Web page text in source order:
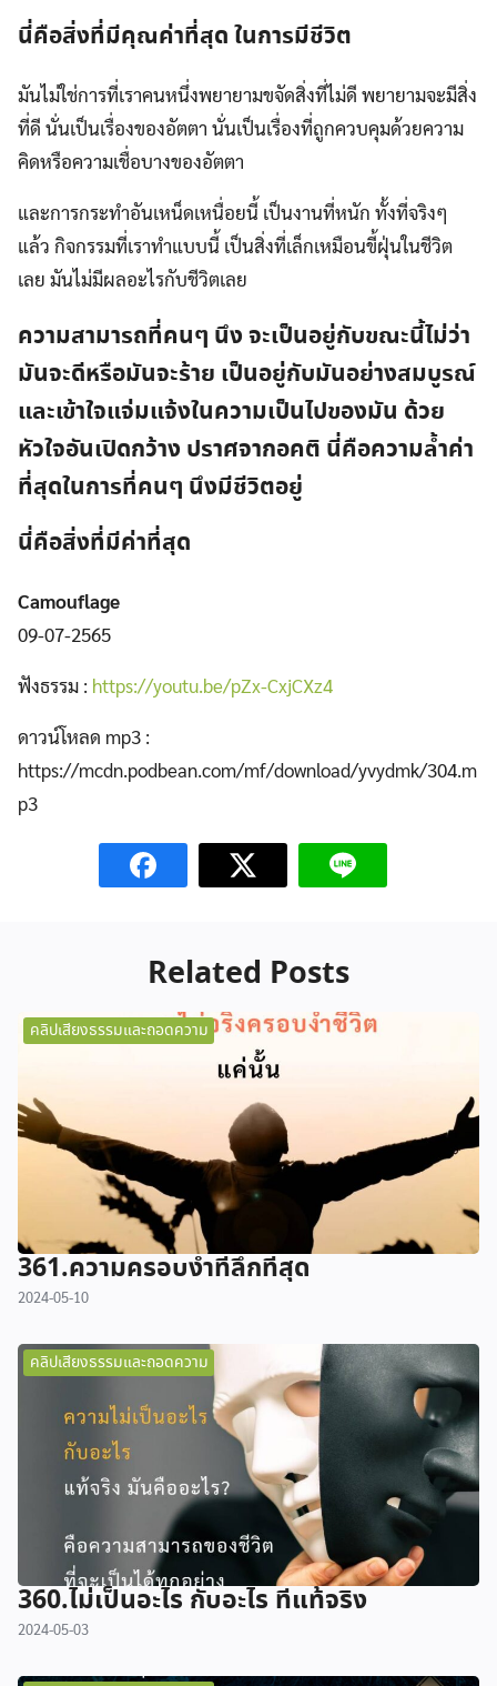
นี่คือสิ่งที่มีคุณค่าที่สุด ในการมีชีวิต
มันไม่ใช่การที่เราคนหนึ่งพยายามขจัดสิ่งที่ไม่ดี พยายามจะมีสิ่ง
ที่ดี นั่นเป็นเรื่องของอัตตา นั่นเป็นเรื่องที่ถูกควบคุมด้วยความ
คิดหรือความเชื่อบางของอัตตา
และการกระทำอันเหน็ดเหนื่อยนี้ เป็นงานที่หนัก ทั้งที่จริงๆ
แล้ว กิจกรรมที่เราทำแบบนี้ เป็นสิ่งที่เล็กเหมือนขี้ฝุ่นในชีวิต
เลย มันไม่มีผลอะไรกับชีวิตเลย
ความสามารถที่คนๆ นึง จะเป็นอยู่กับขณะนี้ไม่ว่า
มันจะดีหรือมันจะร้าย เป็นอยู่กับมันอย่างสมบูรณ์
และเข้าใจแจ่มแจ้งในความเป็นไปของมัน ด้วย
หัวใจอันเปิดกว้าง ปราศจากอคติ นี่คือความล้ำค่า
ที่สุดในการที่คนๆ นึงมีชีวิตอยู่
นี่คือสิ่งที่มีค่าที่สุด
Camouflage
09-07-2565
ฟังธรรม : https://youtu.be/pZx-CxjCXz4
ดาวน์โหลด mp3 :
https://mcdn.podbean.com/mf/download/yvydmk/304.m
p3
Related Posts
คลิปเสียงธรรมและถอดความ
361.ความครอบงำที่ลึกที่สุด
2024-05-10
คลิปเสียงธรรมและถอดความ
360.ไม่เป็นอะไร กับอะไร ที่แท้จริง
2024-05-03